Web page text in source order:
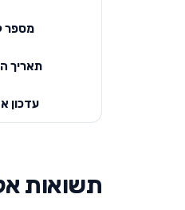
מספר
תאריך
עדכון
תשואות